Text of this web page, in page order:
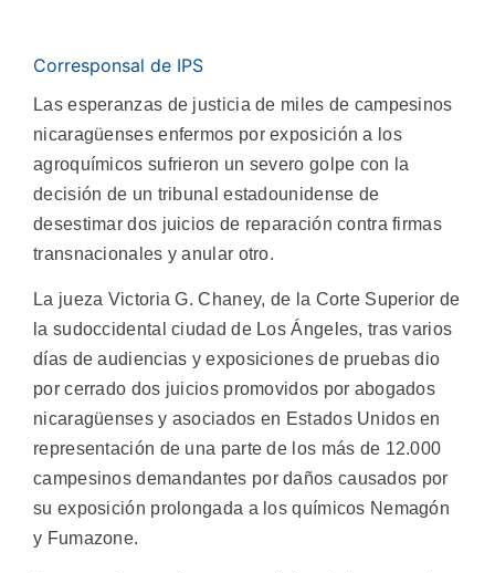
Corresponsal de IPS
Las esperanzas de justicia de miles de campesinos
nicaragüenses enfermos por exposición a los
agroquímicos sufrieron un severo golpe con la
decisión de un tribunal estadounidense de
desestimar dos juicios de reparación contra firmas
transnacionales y anular otro.
La jueza Victoria G. Chaney, de la Corte Superior de
la sudoccidental ciudad de Los Ángeles, tras varios
días de audiencias y exposiciones de pruebas dio
por cerrado dos juicios promovidos por abogados
nicaragüenses y asociados en Estados Unidos en
representación de una parte de los más de 12.000
campesinos demandantes por daños causados por
su exposición prolongada a los químicos Nemagón
y Fumazone.